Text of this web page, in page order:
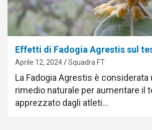
Effetti di Fadogia Agrestis sul
Aprile 12, 2024 Squadra FT
La Fadogia Agrestis è
rimedio naturale per aumentare il
apprezzato dagli atleti…